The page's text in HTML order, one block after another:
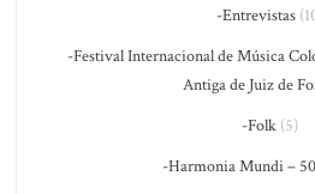
-Entrevistas
-Festival Internacional de Música
Antiga de Juiz de
-Folk(5)
-Harmonia Mundi –